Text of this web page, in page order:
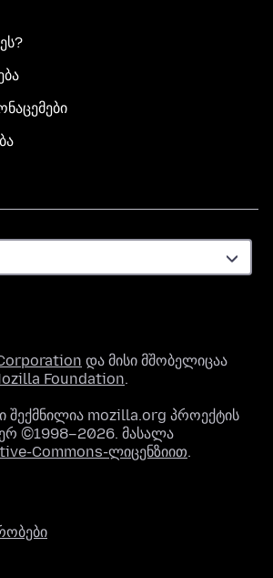
და მისი მშობელიცაა
Foundation.
შექმნილია mozilla.org პროექტის
©1998–2026. მასალა
Commons-ლიცენზიით.